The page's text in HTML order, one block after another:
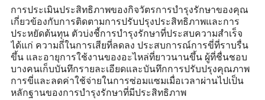
การประเมินประสิทธิภาพของกิจวัตรการบำรุงรักษาของคุณ
เกี่ยวข้องกับการติดตามการปรับปรุงประสิทธิภาพและการ
ประหยัดต้นทุน ตัวบ่งชี้การบำรุงรักษาที่ประสบความสำเร็จ
ได้แก่ ความถี่ในการเสียที่ลดลง ประสบการณ์การขี่ที่ราบรื่น
ขึ้น และอายุการใช้งานของอะไหล่ที่ยาวนานขึ้น ผู้ที่ชื่นชอบ
บางคนเก็บบันทึกรายละเอียดและบันทึกการปรับปรุงคุณภาพ
การขี่และลดค่าใช้จ่ายในการซ่อมแซมเมื่อเวลาผ่านไปเป็น
หลักฐานของการบำรุงรักษาที่มีประสิทธิภาพ